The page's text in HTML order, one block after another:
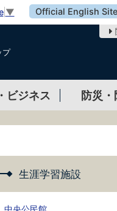
▼ Official English Site
プ
ビジネス 防災
生涯学習施設
中央公民館